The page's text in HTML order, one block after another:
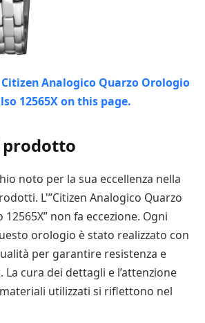
prodotto
noto per la sua eccellenza nella
L'”Citizen Analogico Quarzo
non fa eccezione. Ogni
orologio è stato realizzato con
per garantire resistenza e
cura dei dettagli e l’attenzione
utilizzati si riflettono nel